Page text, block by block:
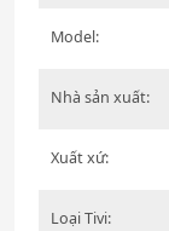
Model:
Nhà sản xuất:
Xuất xứ:
Loại Tivi: